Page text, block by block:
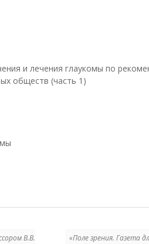
и лечения глаукомы по
обществ (часть 1)
В.В. «Поле зрения. Газета